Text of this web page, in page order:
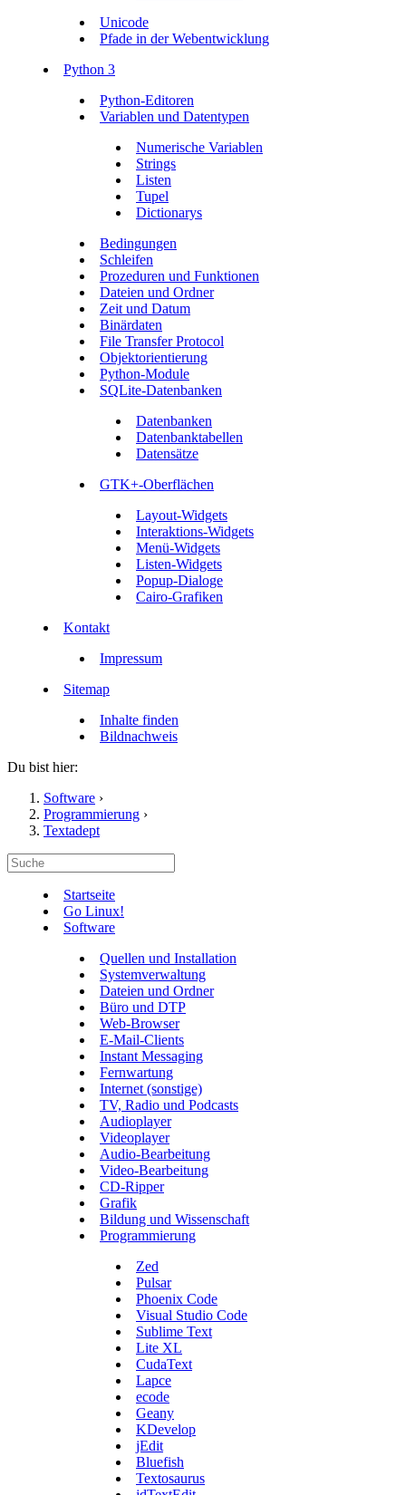
Unicode
Pfade in der Webentwicklung
Python 3
Python-Editoren
Variablen und Datentypen
Numerische Variablen
Strings
Listen
Tupel
Dictionarys
Bedingungen
Schleifen
Prozeduren und Funktionen
Dateien und Ordner
Zeit und Datum
Binärdaten
File Transfer Protocol
Objektorientierung
Python-Module
SQLite-Datenbanken
Datenbanken
Datenbanktabellen
Datensätze
GTK+-Oberflächen
Layout-Widgets
Interaktions-Widgets
Menü-Widgets
Listen-Widgets
Popup-Dialoge
Cairo-Grafiken
Kontakt
Impressum
Sitemap
Inhalte finden
Bildnachweis
Du bist hier:
Software ›
Programmierung ›
Textadept
Startseite
Go Linux!
Software
Quellen und Installation
Systemverwaltung
Dateien und Ordner
Büro und DTP
Web-Browser
E-Mail-Clients
Instant Messaging
Fernwartung
Internet (sonstige)
TV, Radio und Podcasts
Audioplayer
Videoplayer
Audio-Bearbeitung
Video-Bearbeitung
CD-Ripper
Grafik
Bildung und Wissenschaft
Programmierung
Zed
Pulsar
Phoenix Code
Visual Studio Code
Sublime Text
Lite XL
CudaText
Lapce
ecode
Geany
KDevelop
jEdit
Bluefish
Textosaurus